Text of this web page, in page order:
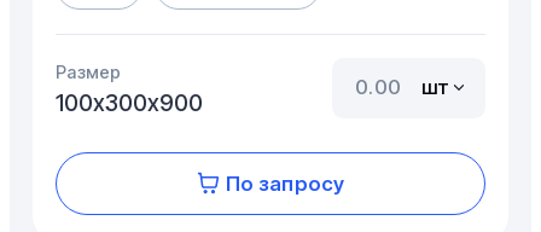
Размер
100х300х900
шт
По запросу